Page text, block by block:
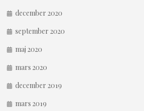
december 2020
september 2020
maj 2020
mars 2020
december 2019
mars 2019